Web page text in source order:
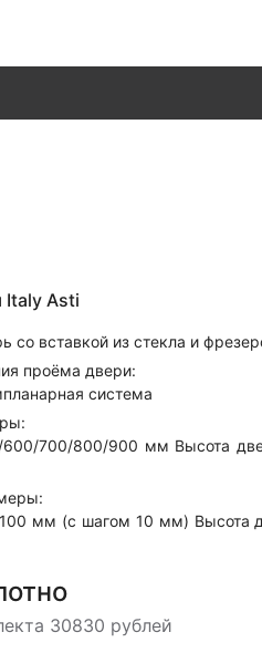
Italy Asti
со вставкой из стекла и
проёма двери:
система
700/800/900 мм Высота
мм (с шагом 10 мм) Высота
30830 рублей